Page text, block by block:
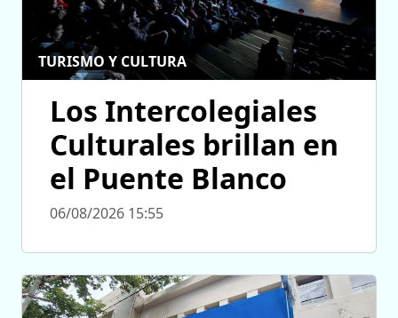
TURISMO Y CULTURA
Los Intercolegiales
Culturales brillan en
el Puente Blanco
06/08/2026 15:55